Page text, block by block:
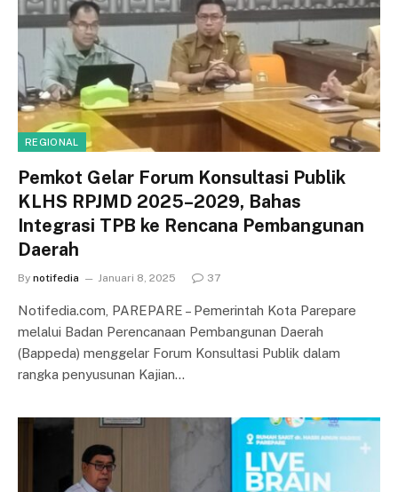
REGIONAL
Pemkot Gelar Forum Konsultasi Publik
KLHS RPJMD 2025–2029, Bahas
Integrasi TPB ke Rencana Pembangunan
Daerah
By notifedia Januari 8, 2025 37
Notifedia.com, PAREPARE – Pemerintah Kota Parepare
melalui Badan Perencanaan Pembangunan Daerah
(Bappeda) menggelar Forum Konsultasi Publik dalam
rangka penyusunan Kajian…